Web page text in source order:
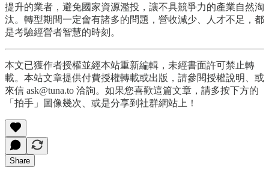
提升的業者，避免國家資源濫投，讓不具競爭力的產業自然淘
汰。轉型期間一定會有諸多的問題，營收減少、人才不足，都
是考驗經營者智慧的時刻。
本文已獲作者授權並經本站重新編輯，未經書面許可禁止轉
載。本站文章提供付費授權轉載或出版，請參閱授權說明、或
來信 ask@tuna.to 洽詢。如果您喜歡這篇文章，請多按下方的
「拍手」圖像幾次、或是分享到社群網站上！
Share